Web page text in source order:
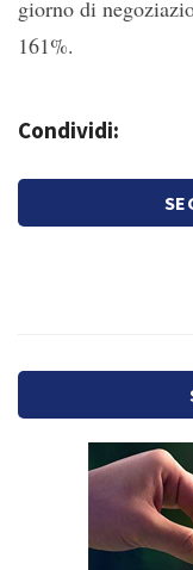
giorno di
161%.
Condividi: